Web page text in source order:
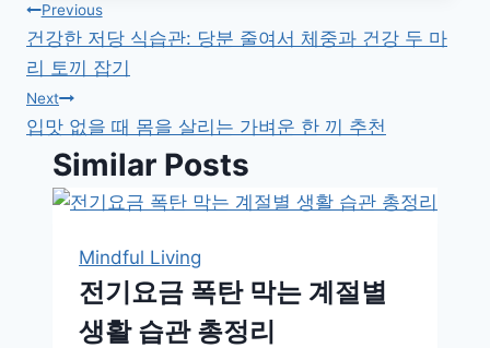
글
탐
색
Previous
건강한 저당 식습관: 당분 줄여서 체중과 건강 두 마
리 토끼 잡기
Next
입맛 없을 때 몸을 살리는 가벼운 한 끼 추천
Similar Posts
Mindful Living
전기요금 폭탄 막는 계절별
생활 습관 총정리